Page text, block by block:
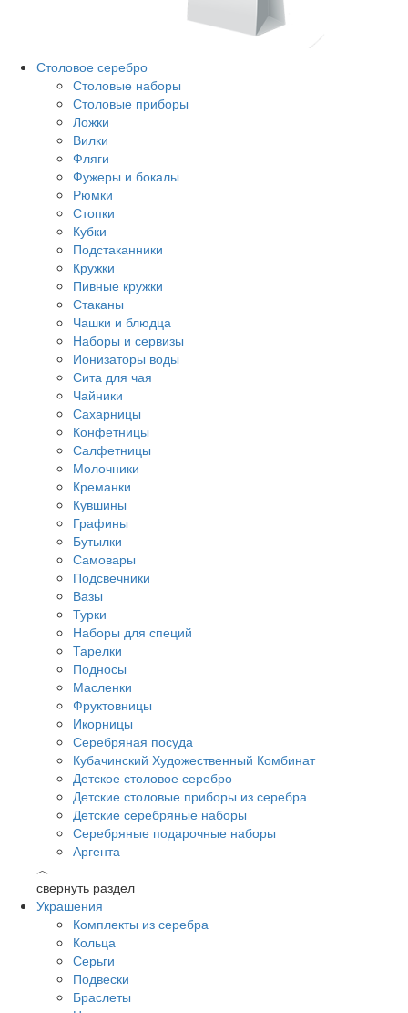
Столовое серебро
Столовые наборы
Столовые приборы
Ложки
Вилки
Фляги
Фужеры и бокалы
Рюмки
Стопки
Кубки
Подстаканники
Кружки
Пивные кружки
Стаканы
Чашки и блюдца
Наборы и сервизы
Ионизаторы воды
Сита для чая
Чайники
Сахарницы
Конфетницы
Салфетницы
Молочники
Креманки
Кувшины
Графины
Бутылки
Самовары
Подсвечники
Вазы
Турки
Наборы для специй
Тарелки
Подносы
Масленки
Фруктовницы
Икорницы
Серебряная посуда
Кубачинский Художественный Комбинат
Детское столовое серебро
Детские столовые приборы из серебра
Детские серебряные наборы
Серебряные подарочные наборы
Аргента
︿
свернуть раздел
Украшения
Комплекты из серебра
Кольца
Серьги
Подвески
Браслеты